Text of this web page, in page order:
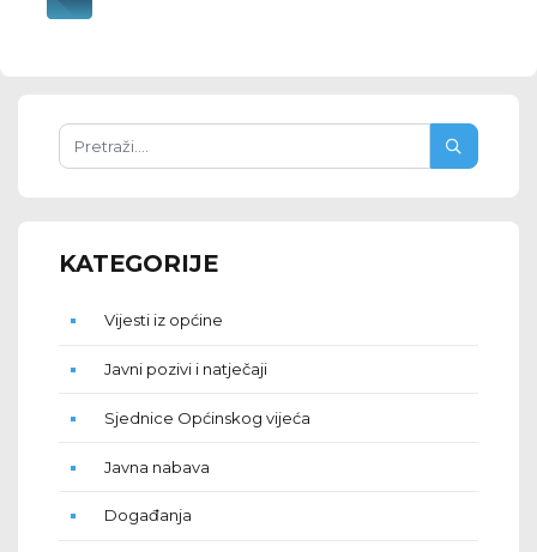
KATEGORIJE
Vijesti iz općine
Javni pozivi i natječaji
Sjednice Općinskog vijeća
Javna nabava
Događanja